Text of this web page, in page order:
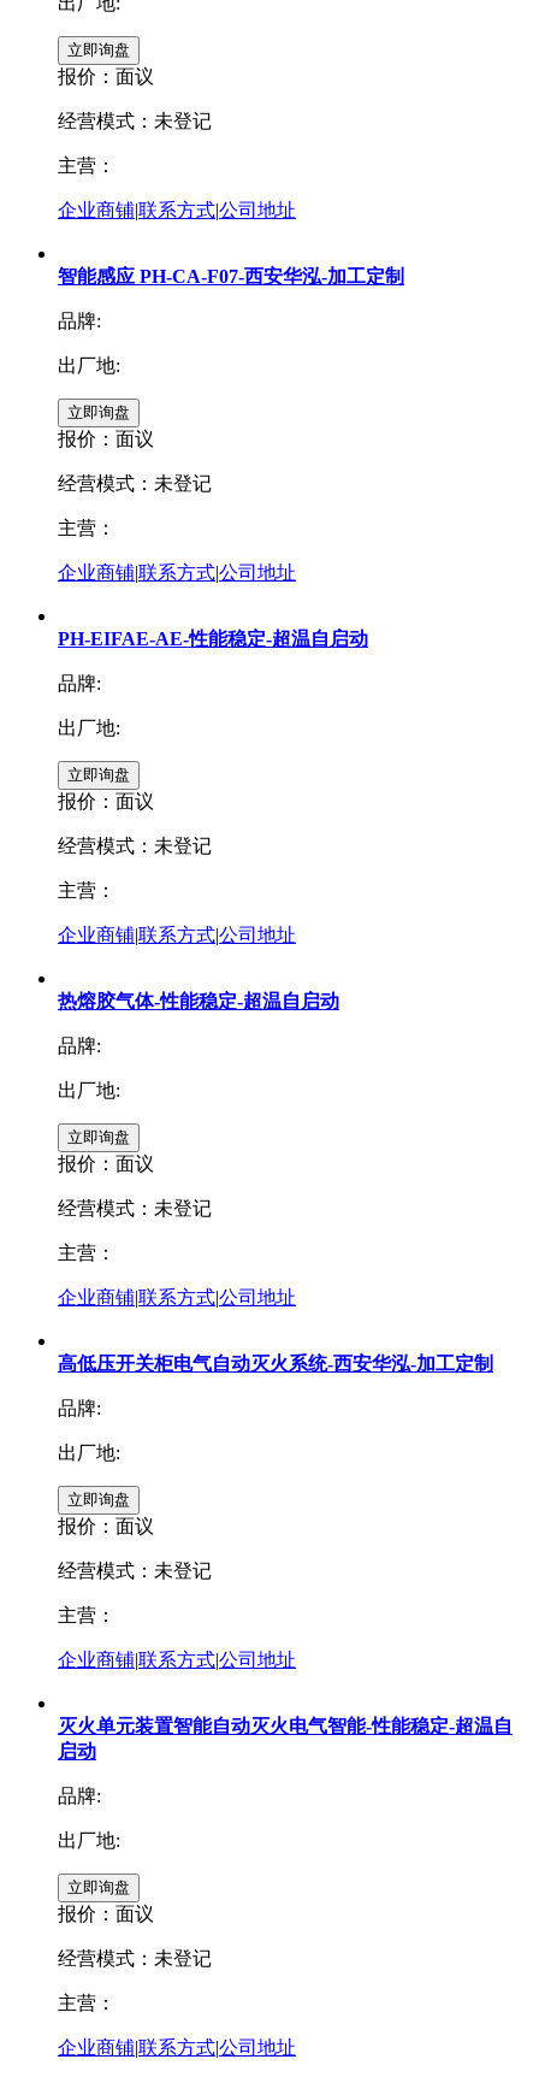
报价： 面议
经营模式：未登记
主营：
企业商铺|联系方式|公司地址
智能感应 PH-CA-F07-西安华泓-加工定制
品牌:
出厂地:
报价： 面议
经营模式：未登记
主营：
企业商铺|联系方式|公司地址
PH-EIFAE-AE-性能稳定-超温自启动
品牌:
出厂地:
报价： 面议
经营模式：未登记
主营：
企业商铺|联系方式|公司地址
热熔胶气体-性能稳定-超温自启动
品牌:
出厂地:
报价： 面议
经营模式：未登记
主营：
企业商铺|联系方式|公司地址
高低压开关柜电气自动灭火系统-西安华泓-加工定制
品牌:
出厂地:
报价： 面议
经营模式：未登记
主营：
企业商铺|联系方式|公司地址
灭火单元装置智能自动灭火电气智能-性能稳定-超温自
启动
品牌:
出厂地:
报价： 面议
经营模式：未登记
主营：
企业商铺|联系方式|公司地址